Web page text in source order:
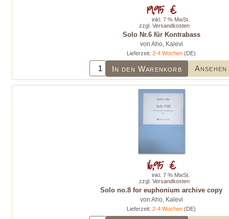
Solo Nr.6 für Kontrabass
von Aho, Kalevi
Lieferzeit:2-4 Wochen (DE)
In den Warenkorb Ansehen
19,95 €
inkl. 7 % MwSt.
zzgl. Versandkosten
Solo no.8 for euphonium archive copy
von Aho, Kalevi
Lieferzeit:2-4 Wochen (DE)
16,95 €
inkl. 7 % MwSt.
zzgl. Versandkosten